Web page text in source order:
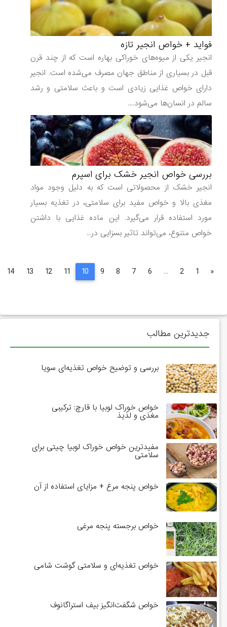
فواید + خواص انجیر تازه
انجیر یکی از میوه‌های خوراکی بهاره است که از چند قرن
قبل در بسیاری از مناطق جهان مصرف می‌شده است. انجیر
دارای خواص غذایی زیادی است و باعث سلامتی و رشد
سالم در انسان‌ها می‌شود....
بررسی خواص انجیر خشک برای اسپرم
انجیر خشک از محصولاتی است که به دلیل وجود مواد
مغذی بالا و خواص مفید برای سلامتی، در تغذیه بسیار
مورد استفاده قرار می‌گیرد. این ماده غذایی با داشتن
خواص متنوع، می‌تواند تاثیر بسزایی در...
1
2
...
6
7
8
9
10
11
12
13
14
»
جدیدترین مطالب
بررسی و توضیح خواص تغذیه‌ای سویا
خواص خوراک لوبیا با قارچ: ترکیبی
مغذی و لذیذ
مفیدترین خواص خوراک لوبیا چیتی برای
سلامتی
خواص پنجه مرغ + مزایای استفاده از آن
خواص برجسته پنجه مرغی
خواص تغذیه‌ای و سلامتی گوشت شامی
خواص شگفت‌انگیز بیف استراگانوف